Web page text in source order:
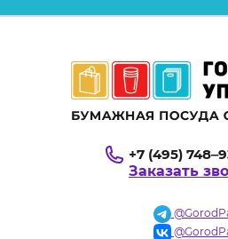
Опытные дизайнеры в области
дизайн под любую вашу концепцию,
бренд среди прочих и повысит
+7 (495)
Заказать